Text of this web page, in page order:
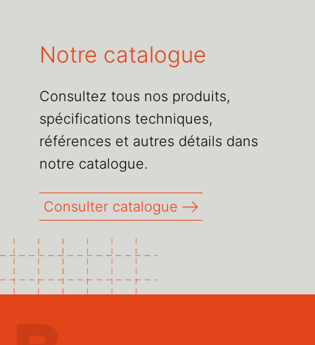
Notre catalogue
Consultez tous nos produits,
spécifications techniques,
références et autres détails dans
notre catalogue.
Consulter catalogue